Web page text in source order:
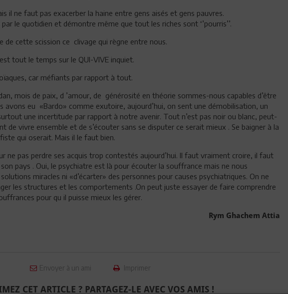
il ne faut pas exacerber la haine entre gens aisés et gens pauvres.
le quotidien et démontre même que tout les riches sont ‘’pourris’’.
de cette scission ce clivage qui règne entre nous.
tout le temps sur le QUI-VIVE inquiet.
car méfiants par rapport à tout.
mois de paix, d ’amour, de générosité en théorie sommes-nous capables d’être
avons eu «Bardo» comme exutoire, aujourd’hui, on sent une démobilisation, un
une incertitude par rapport à notre avenir. Tout n’est pas noir ou blanc, peut-
de vivre ensemble et de s’écouter sans se disputer ce serait mieux . Se baigner à la
qui oserait. Mais il le faut bien.
ne pas perdre ses acquis trop contestés aujourd’hui. Il faut vraiment croire, il faut
pays . Oui, le psychiatre est là pour écouter la souffrance mais ne nous
miracles ni «d’écarter» des personnes pour causes psychiatriques. On ne
les structures et les comportements .On peut juste essayer de faire comprendre
pour qu il puisse mieux les gérer.
Rym Ghachem Attia
Envoyer à un ami Imprimer
CET ARTICLE ? PARTAGEZ-LE AVEC VOS AMIS !